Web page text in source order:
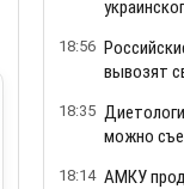
18:56
вывозят
18:35
можно
18:14 АМКУ